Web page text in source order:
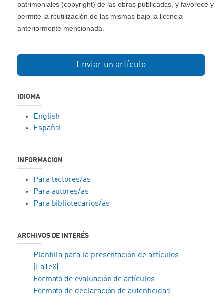
patrimoniales (copyright) de las obras publicadas, y favorece y
permite la reutilización de las mismas bajo la licencia
anteriormente mencionada.
Enviar un artículo
IDIOMA
English
Español
INFORMACIÓN
Para lectores/as
Para autores/as
Para bibliotecarios/as
ARCHIVOS DE INTERÉS
Plantilla para la presentación de artículos
(LaTeX)
Formato de evaluación de artículos
Formato de declaración de autenticidad